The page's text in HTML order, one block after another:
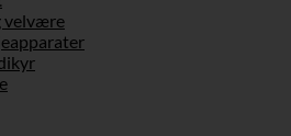
velvære